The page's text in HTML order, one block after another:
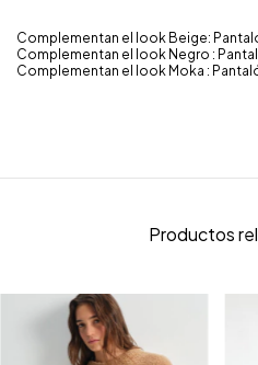
Complementan el look Beige:
Complementan el look Negro :
Complementan el look Moka :
Productos